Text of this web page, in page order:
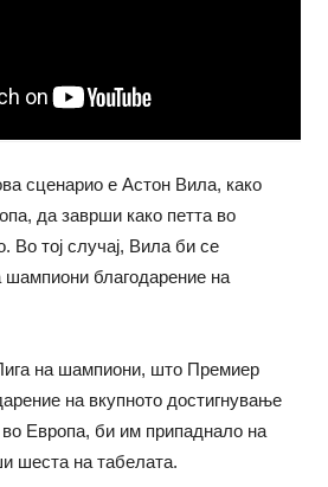
сценарио е Астон Вила, како
да заврши како петта во
Во тој случај, Вила би се
шампиони благодарение на
на шампиони, што Премиер
на вкупното достигнување
во Европа, би им припаднало на
шеста на табелата.